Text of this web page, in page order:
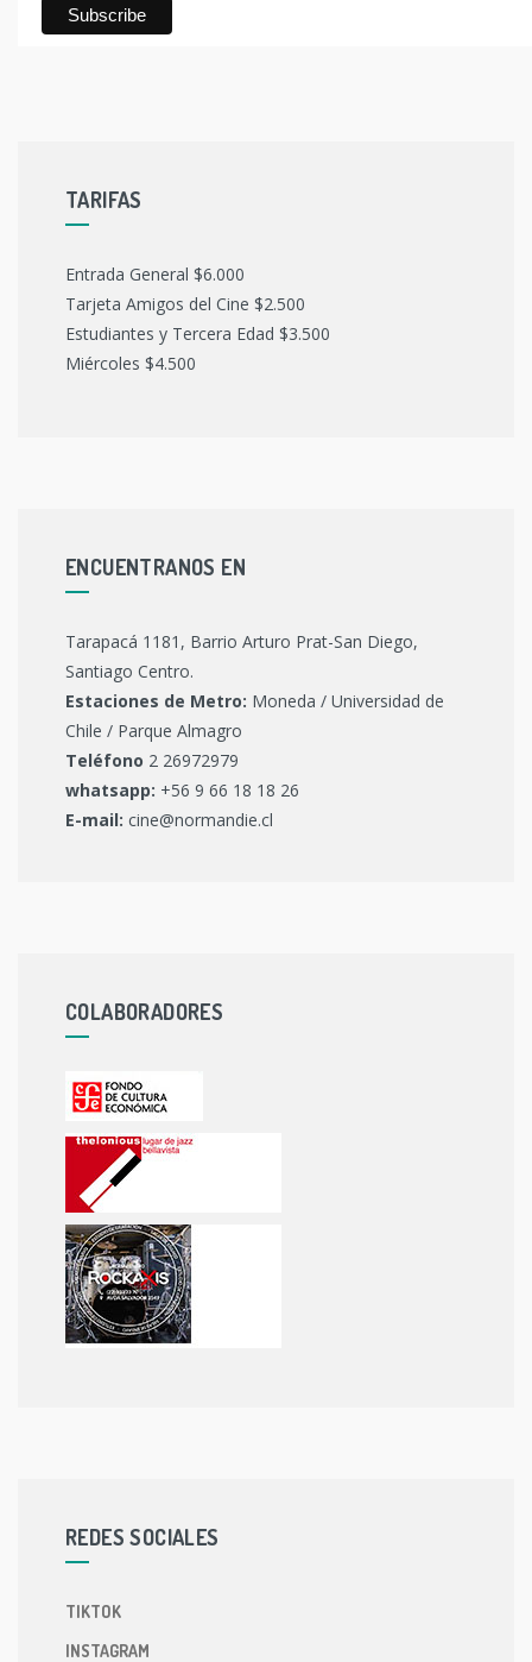
TARIFAS
Entrada General $6.000
Tarjeta Amigos del Cine $2.500
Estudiantes y Tercera Edad $3.500
Miércoles $4.500
ENCUENTRANOS EN
Tarapacá 1181, Barrio Arturo Prat-San Diego,
Santiago Centro.
Estaciones de Metro: Moneda / Universidad de
Chile / Parque Almagro
Teléfono 2 26972979
whatsapp: +56 9 66 18 18 26
E-mail: cine@normandie.cl
COLABORADORES
REDES SOCIALES
TIKTOK
INSTAGRAM